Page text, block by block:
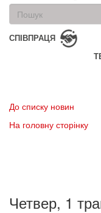
Пошукова
форма
Пошук
СПІВПРАЦЯ
До списку новин
На головну сторінку
Четвер, 1